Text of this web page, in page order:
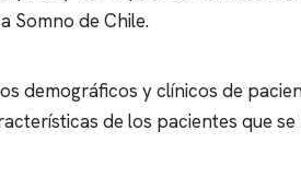
Somno de Chile.
demográficos y clínicos de
de los pacientes que